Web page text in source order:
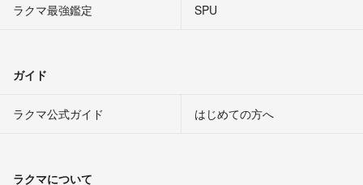
ラクマ最強鑑定
SPU
ガイド
ラクマ公式ガイド はじめての方へ
ラクマについて